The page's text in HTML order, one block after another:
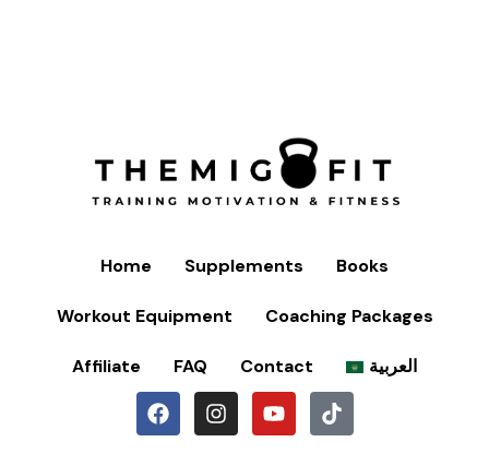
Home Supplements Books
Workout Equipment Coaching Packages
Affiliate FAQ Contact العربية